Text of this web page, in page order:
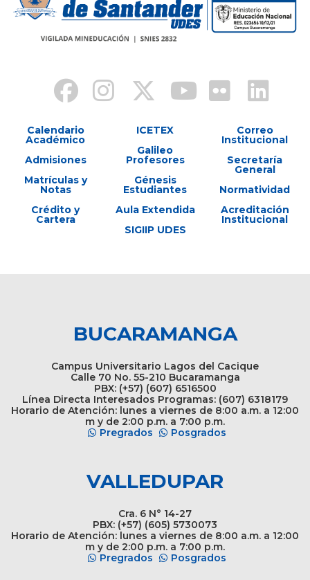
Calendario
Académico
Admisiones
Matrículas y
Notas
Crédito y
Cartera
ICETEX
Galileo
Profesores
Génesis
Estudiantes
Aula Extendida
SIGIIP UDES
Correo
Institucional
Secretaría
General
Normatividad
Acreditación
Institucional
BUCARAMANGA
Campus Universitario Lagos del Cacique
Calle 70 No. 55-210 Bucaramanga
PBX: (+57) (607) 6516500
Línea Directa Interesados Programas: (607) 6318179
Horario de Atención: lunes a viernes de 8:00 a.m. a 12:00
m y de 2:00 p.m. a 7:00 p.m.
Pregrados
Posgrados
VALLEDUPAR
Cra. 6 N° 14-27
PBX: (+57) (605) 5730073
Horario de Atención: lunes a viernes de 8:00 a.m. a 12:00
m y de 2:00 p.m. a 7:00 p.m.
Pregrados
Posgrados